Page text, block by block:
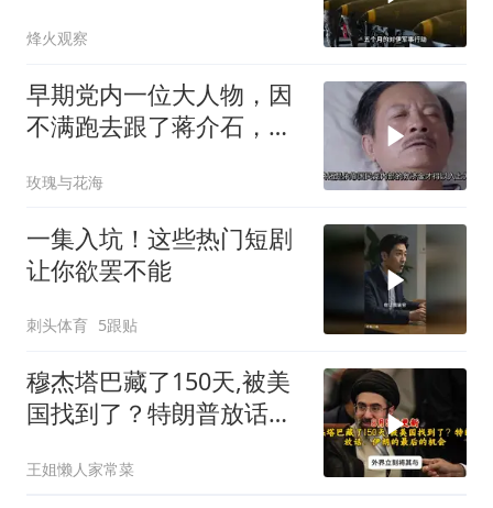
烽火观察
早期党内一位大人物，因
不满跑去跟了蒋介石，不
玫瑰与花海
一集入坑！这些热门短剧
让你欲罢不能
刺头体育 5跟贴
穆杰塔巴藏了150天,被美
国找到了？特朗普放话：
王姐懒人家常菜